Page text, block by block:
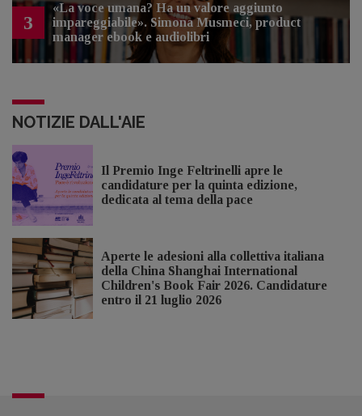
3
«La voce umana? Ha un valore aggiunto
impareggiabile». Simona Musmeci, product
manager ebook e audiolibri
NOTIZIE DALL'AIE
Il Premio Inge Feltrinelli apre le
candidature per la quinta edizione,
dedicata al tema della pace
Aperte le adesioni alla collettiva italiana
della China Shanghai International
Children's Book Fair 2026. Candidature
entro il 21 luglio 2026